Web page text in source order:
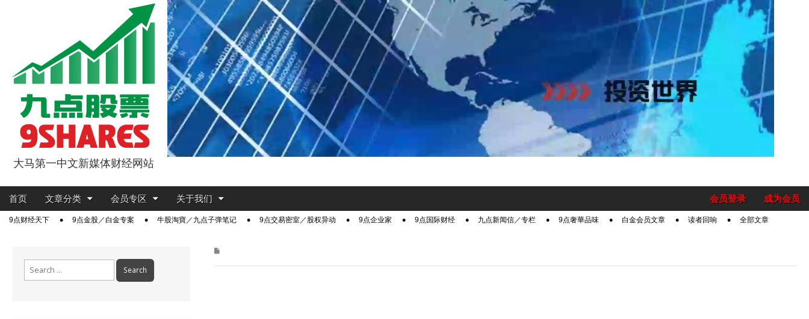
9点股票
大马第一中文新媒体财经网站
Main
Skip
content
首页 文章分类 会员专区 关于我们 成为会员
会员登录
Sub9点财经天下 9点金股／白金专案 牛股淘寶／九点子弹笔记 9点交易密室／股权异动 9点企业家 9点国际财经 九点新闻信／专栏 9点奢華品味 白金会员文章 读者回响 全部文章